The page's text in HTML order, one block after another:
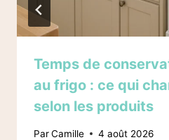
Temps de
au frigo : ce qui
selon les produits
ParCamille 4 août 2026